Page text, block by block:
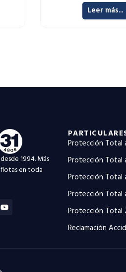
Leer más...
1994. Más
en toda
Youtube
Protección Total
Protección Total
Protección Total
Protección Total
Protección Total
Reclamación